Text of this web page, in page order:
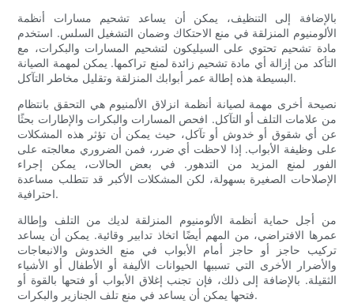
بالإضافة إلى التنظيف، يمكن أن يساعد تشحيم مسارات أنظمة
الألومنيوم المنزلقة في منع الاحتكاك وضمان التشغيل السلس. استخدم
مادة تشحيم تحتوي على السيليكون لتشحيم المسارات والبكرات، مع
التأكد من إزالة أي مادة تشحيم زائدة لمنع تراكمها. يمكن لمهمة الصيانة
البسيطة هذه إطالة عمر أبوابك المنزلقة وتقليل مخاطر التآكل.
نصيحة أخرى مهمة لصيانة أنظمة انزلاق الألمنيوم هي التحقق بانتظام
من علامات التلف أو التآكل. افحص المسارات والبكرات والإطارات بحثًا
عن أي شقوق أو خدوش أو تآكل، حيث يمكن أن تؤثر هذه المشكلات
على وظيفة الأبواب. إذا لاحظت أي ضرر، فمن الضروري معالجته على
الفور لمنع المزيد من التدهور. في بعض الحالات، يمكن إجراء
الإصلاحات الصغيرة بسهولة، لكن المشكلات الأكبر قد تتطلب مساعدة
احترافية.
من أجل حماية أنظمة الألومنيوم المنزلقة لديك من التلف وإطالة
عمرها الافتراضي، من المهم أيضًا اتخاذ تدابير وقائية. يمكن أن يساعد
تركيب حاجز أو حاجز أمام الأبواب في منع الخدوش والانبعاجات
والأضرار الأخرى التي تسببها الحيوانات الأليفة أو الأطفال أو الأشياء
الثقيلة. بالإضافة إلى ذلك، فإن تجنب إغلاق الأبواب أو فتحها بالقوة أو
فتحها يمكن أن يساعد في منع تلف الجنازير والبكرات.